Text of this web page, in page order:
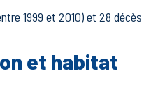
1999 et 2010) et 28
et habitat